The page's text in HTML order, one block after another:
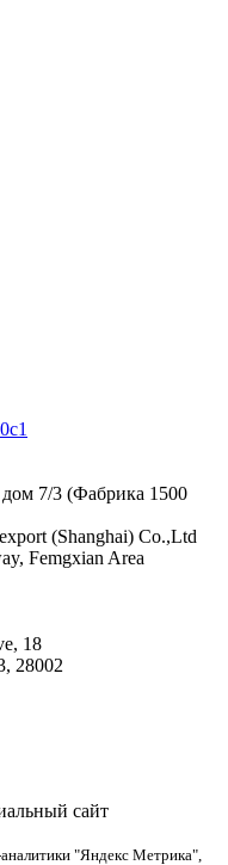
дом 7/3 (Фабрика 1500
(Shanghai) Co.,Ltd
Femgxian Area
18
28002
сайт
"Яндекс Метрика",